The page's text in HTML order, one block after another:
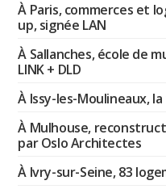
À Paris, commerces et
up, signée LAN
À Sallanches, école de
LINK + DLD
À Issy-les-Moulineaux,
À Mulhouse,
par Oslo Architectes
À Ivry-sur-Seine, 83